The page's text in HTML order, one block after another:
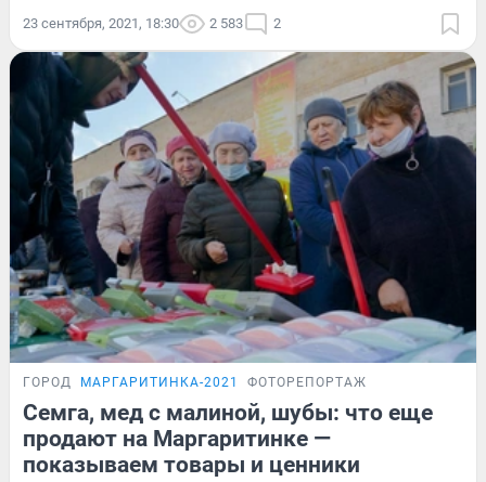
23 сентября, 2021, 18:30 2 583 2
ГОРОД МАРГАРИТИНКА-2021 ФОТОРЕПОРТАЖ
Семга, мед с малиной, шубы: что еще
продают на Маргаритинке —
показываем товары и ценники